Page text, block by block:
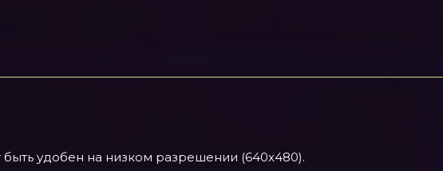
удобен на низком разрешении (640x480).